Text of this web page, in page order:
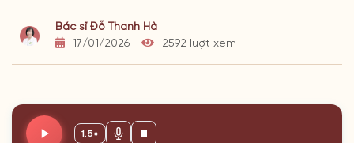
Bác sĩ Đỗ Thanh Hà
17/01/2026 -
2592 lượt xem
1.5×